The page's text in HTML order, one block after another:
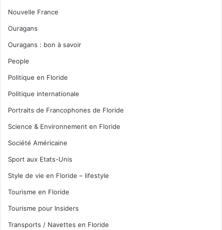
Nouvelle France
Ouragans
Ouragans : bon à savoir
People
Politique en Floride
Politique internationale
Portraits de Francophones de Floride
Science & Environnement en Floride
Société Américaine
Sport aux Etats-Unis
Style de vie en Floride – lifestyle
Tourisme en Floride
Tourisme pour Insiders
Transports / Navettes en Floride